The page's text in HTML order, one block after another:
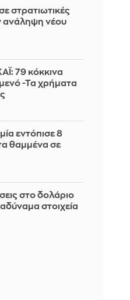
στρατιωτικές
ανάληψη νέου
79 κόκκινα
-Τα χρήματα
εντόπισε 8
θαμμένα σε
στο δολάριο
στοιχεία